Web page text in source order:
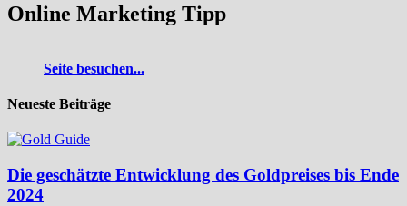
Online Marketing Tipp
Seite besuchen...
Neueste Beiträge
Die geschätzte Entwicklung des Goldpreises bis Ende
2024